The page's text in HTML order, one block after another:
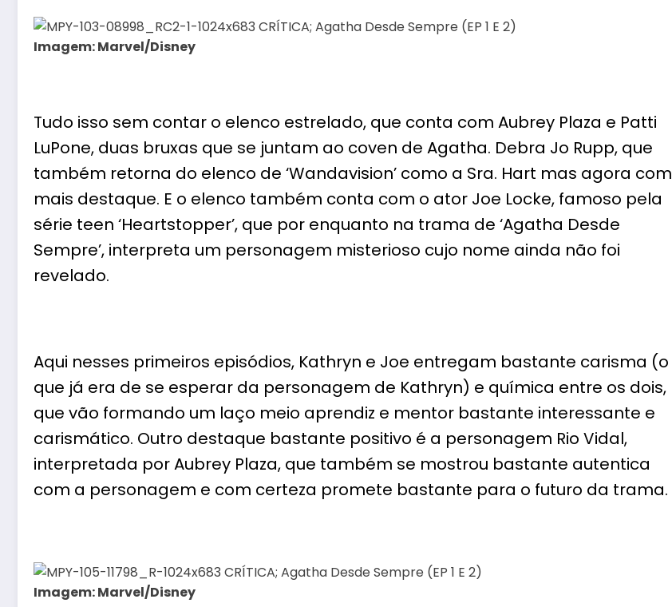
Imagem: Marvel/Disney
Tudo isso sem contar o elenco estrelado, que conta com Aubrey Plaza e Patti
LuPone, duas bruxas que se juntam ao coven de Agatha. Debra Jo Rupp, que
também retorna do elenco de ‘Wandavision’ como a Sra. Hart mas agora com
mais destaque. E o elenco também conta com o ator Joe Locke, famoso pela
série teen ‘Heartstopper’, que por enquanto na trama de ‘Agatha Desde
Sempre’, interpreta um personagem misterioso cujo nome ainda não foi
revelado.
Aqui nesses primeiros episódios, Kathryn e Joe entregam bastante carisma (o
que já era de se esperar da personagem de Kathryn) e química entre os dois,
que vão formando um laço meio aprendiz e mentor bastante interessante e
carismático. Outro destaque bastante positivo é a personagem Rio Vidal,
interpretada por Aubrey Plaza, que também se mostrou bastante autentica
com a personagem e com certeza promete bastante para o futuro da trama.
Imagem: Marvel/Disney